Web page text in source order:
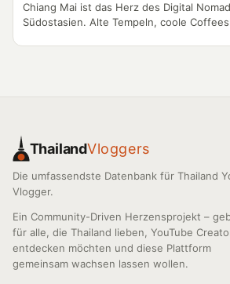
Chiang Mai ist das Herz des Digital
Südostasien. Alte Tempeln, coole
ThailandVloggers
Die umfassendste Datenbank für Thailand
Vlogger.
Ein Community-Driven Herzensprojekt –
für alle, die Thailand lieben, YouTube
entdecken möchten und diese Plattform
gemeinsam wachsen lassen wollen.